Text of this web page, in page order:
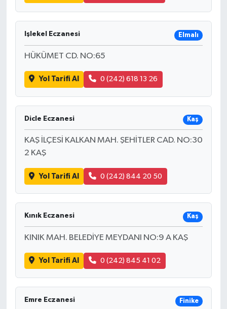
Işlekel Eczanesi Elmalı
HÜKÜMET CD. NO:65
Yol Tarifi Al 0 (242) 618 13 26
Dicle Eczanesi Kaş
KAŞ İLÇESİ KALKAN MAH. ŞEHİTLER CAD. NO:30
2 KAŞ
Yol Tarifi Al 0 (242) 844 20 50
Kınık Eczanesi Kaş
KINIK MAH. BELEDİYE MEYDANI NO:9 A KAŞ
Yol Tarifi Al 0 (242) 845 41 02
Emre Eczanesi Finike